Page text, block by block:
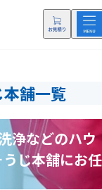
舗一覧
浄などのハウ
じ本舗にお任